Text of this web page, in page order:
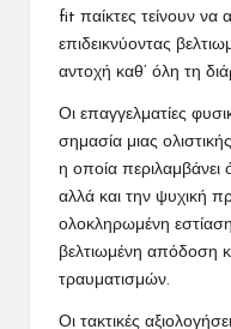
fit παίκτες τείνουν να
επιδεικνύοντας
αντοχή καθ’ όλη τη
Οι επαγγελματίες
σημασία μιας
η οποία
αλλά και την ψυχική
ολοκληρωμένη
βελτιωμένη απόδοση
τραυματισμών.
Οι τακτικές